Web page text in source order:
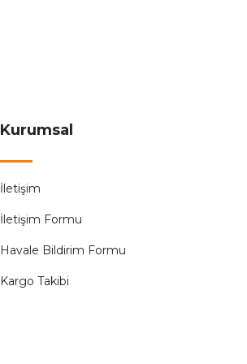
Helios HS-4210 Akım Korumalı Priz
900,00 ₺
Kurumsal
İletişim
İletişim Formu
Havale Bildirim Formu
Kargo Takibi